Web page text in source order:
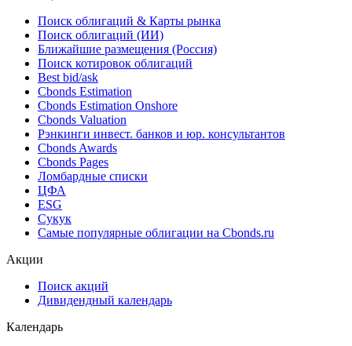
Поиск облигаций & Карты рынка
Поиск облигаций (ИИ)
Ближайшие размещения (Россия)
Поиск котировок облигаций
Best bid/ask
Cbonds Estimation
Cbonds Estimation Onshore
Cbonds Valuation
Рэнкинги инвест. банков и юр. консультантов
Cbonds Awards
Cbonds Pages
Ломбардные списки
ЦФА
ESG
Сукук
Самые популярные облигации на Cbonds.ru
Акции
Поиск акций
Дивидендный календарь
Календарь